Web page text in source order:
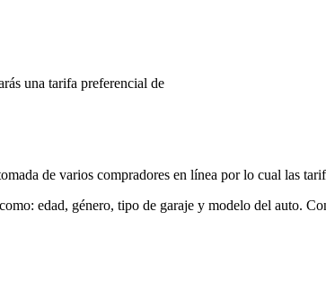
una tarifa preferencial de
de varios compradores en línea por lo cual las
edad, género, tipo de garaje y modelo del auto.